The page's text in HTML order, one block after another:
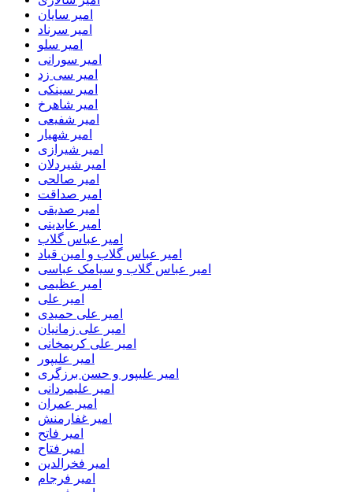
امیر سایان
امیر سرناد
امیر سلو
امیر سورانی
امیر سی زد
امیر سینکی
امیر شاهرخ
امیر شفیعی
امیر شهیار
امیر شیرازی
امیر شیردلان
امیر صالحی
امیر صداقت
امیر صدیقی
امیر عابدینی
امیر عباس گلاب
امیر عباس گلاب و امین قباد
امیر عباس گلاب و سیامک عباسی
امیر عظیمی
امیر علی
امیر علی حمیدی
امیر علی زمانیان
امیر علی کریمخانی
امیر علیپور
امیر علیپور و حسن برزگری
امیر علیمردانی
امیر عمران
امیر غفارمنش
امیر فاتح
امیر فتاح
امیر فخرالدین
امیر فرجام